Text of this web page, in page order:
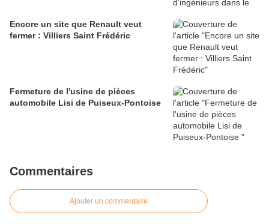
Encore un site que Renault veut
fermer : Villiers Saint Frédéric
Fermeture de l'usine de pièces
automobile Lisi de Puiseux-Pontoise
Commentaires
Ajouter un commentaire